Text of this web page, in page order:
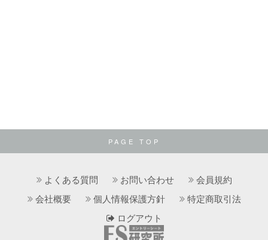
PAGE TOP
よくある質問 お問い合わせ
会員規約
会社概要
個人情報保護方針
特定商取引法
ログアウト